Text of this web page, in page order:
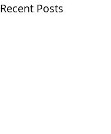
Recent Posts